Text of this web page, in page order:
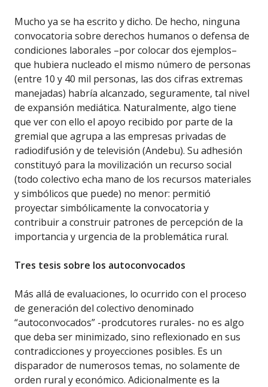
Mucho ya se ha escrito y dicho. De hecho, ninguna
convocatoria sobre derechos humanos o defensa de
condiciones laborales –por colocar dos ejemplos–
que hubiera nucleado el mismo número de personas
(entre 10 y 40 mil personas, las dos cifras extremas
manejadas) habría alcanzado, seguramente, tal nivel
de expansión mediática. Naturalmente, algo tiene
que ver con ello el apoyo recibido por parte de la
gremial que agrupa a las empresas privadas de
radiodifusión y de televisión (Andebu). Su adhesión
constituyó para la movilización un recurso social
(todo colectivo echa mano de los recursos materiales
y simbólicos que puede) no menor: permitió
proyectar simbólicamente la convocatoria y
contribuir a construir patrones de percepción de la
importancia y urgencia de la problemática rural.
Tres tesis sobre los autoconvocados
Más allá de evaluaciones, lo ocurrido con el proceso
de generación del colectivo denominado
“autoconvocados” -prodcutores rurales- no es algo
que deba ser minimizado, sino reflexionado en sus
contradicciones y proyecciones posibles. Es un
disparador de numerosos temas, no solamente de
orden rural y económico. Adicionalmente es la